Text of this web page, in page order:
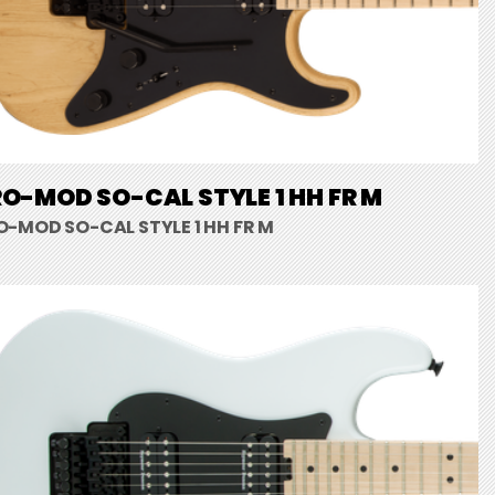
MOD SO-CAL STYLE 1 HH FR M
MOD SO-CAL STYLE 1 HH FR M